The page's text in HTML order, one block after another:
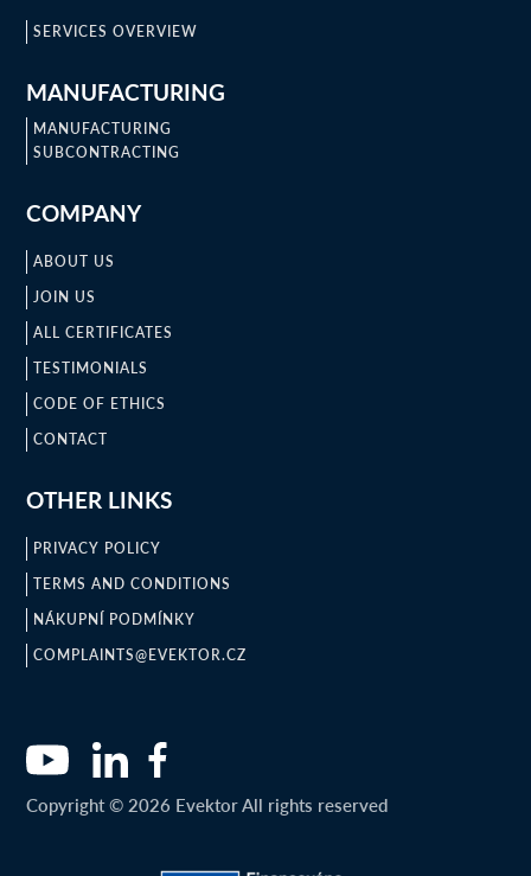
SERVICES OVERVIEW
MANUFACTURING
MANUFACTURING
SUBCONTRACTING
COMPANY
ABOUT US
JOIN US
ALL CERTIFICATES
TESTIMONIALS
CODE OF ETHICS
CONTACT
OTHER LINKS
PRIVACY POLICY
TERMS AND CONDITIONS
NÁKUPNÍ PODMÍNKY
COMPLAINTS@EVEKTOR.CZ
Copyright © 2026 Evektor All rights reserved